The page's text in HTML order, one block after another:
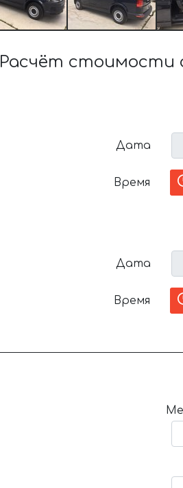
Расчёт стоимости
Дата
Время
Дата
Время